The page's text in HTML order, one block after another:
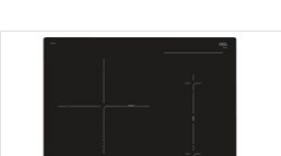
đơn vị phân phối với mức giá khá dễ
tiếp cận, thu hút sự quan tâm của